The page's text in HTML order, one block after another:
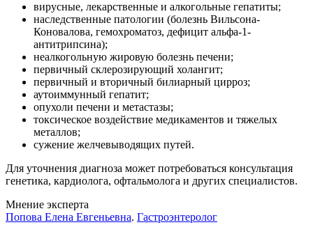
вирусные, лекарственные и алкогольные гепатиты;
наследственные патологии (болезнь Вильсона-
Коновалова, гемохроматоз, дефицит альфа-1-
антитрипсина);
неалкогольную жировую болезнь печени;
первичный склерозирующий холангит;
первичный и вторичный билиарный цирроз;
аутоиммунный гепатит;
опухоли печени и метастазы;
токсическое воздействие медикаментов и тяжелых
металлов;
сужение желчевыводящих путей.
Для уточнения диагноза может потребоваться консультация
генетика, кардиолога, офтальмолога и других специалистов.
Мнение эксперта
Попова Елена Евгеньевна. Гастроэнтеролог